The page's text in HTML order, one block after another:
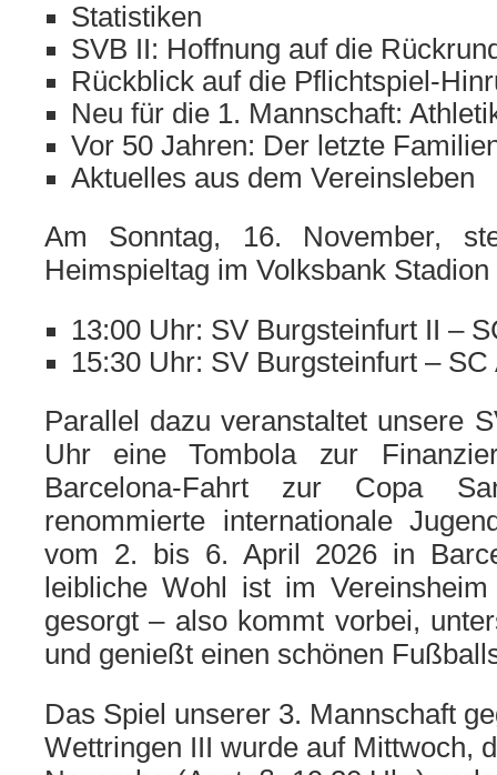
Statistiken
SVB II: Hoffnung auf die
Rückblick auf die Pflichtspiel-
Neu für die 1. Mannschaft:
Vor 50 Jahren: Der letzte
Aktuelles aus dem Vereinsleben
Am Sonntag, 16. November,
Heimspieltag im Volksbank
13:00 Uhr: SV Burgsteinfurt II –
15:30 Uhr: SV Burgsteinfurt – SC
Parallel dazu veranstaltet unsere
Uhr eine Tombola zur
Barcelona-Fahrt zur Copa
renommierte internationale
vom 2. bis 6. April 2026 in
leibliche Wohl ist im
gesorgt – also kommt vorbei,
und genießt einen schönen
Das Spiel unserer 3. Mannschaft
Wettringen III wurde auf Mittwoch,